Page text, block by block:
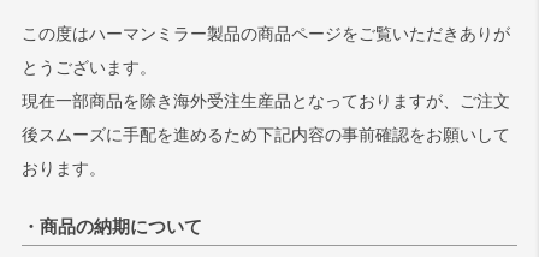
この度はハーマンミラー製品の商品ページをご覧いただきありが
とうございます。
現在一部商品を除き海外受注生産品となっておりますが、ご注文
後スムーズに手配を進めるため下記内容の事前確認をお願いして
おります。
・商品の納期について